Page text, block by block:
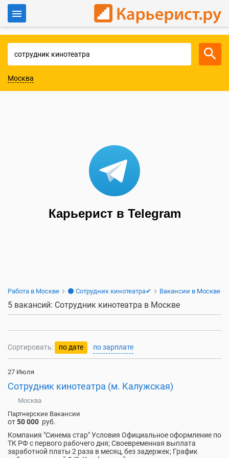
Для работодателей
Москва
Карьерист в Telegram
Работа в Москве ⚫ Сотрудник кинотеатра✔ Вакансии в Москве
5 вакансий: Сотрудник кинотеатра в Москве
Сортировать: по дате по зарплате
27 Июля
Сотрудник кинотеатра (м. Калужская)
Москва
Партнерские Вакансии
от50 000 руб.
Компания "Синема стар" Условия Официальное оформление по
ТК РФ с первого рабочего дня; Своевременная выплата
заработной платы 2 раза в месяц, без задержек; График